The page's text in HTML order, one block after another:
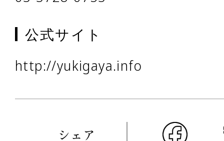
公式サイト
http://yukigaya.info
シェア